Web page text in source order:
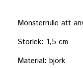
Mönsterrulle att
Storlek: 1,5 cm
Material: björk